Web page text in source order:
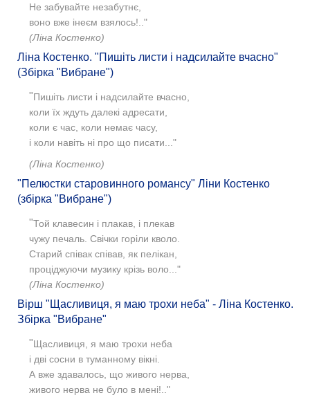
Не забувайте незабутнє,
воно вже інеєм взялось!.."
(Ліна Костенко)
Ліна Костенко. "Пишіть листи і надсилайте вчасно"
(Збірка "Вибране")
"Пишіть листи і надсилайте вчасно,
коли їх ждуть далекі адресати,
коли є час, коли немає часу,
і коли навіть ні про що писати..."
(Ліна Костенко)
"Пелюстки старовинного романсу" Ліни Костенко
(збірка "Вибране")
"Той клавесин і плакав, і плекав
чужу печаль. Свічки горіли кволо.
Старий співак співав, як пелікан,
проціджуючи музику крізь воло..."
(Ліна Костенко)
Вірш "Щасливиця, я маю трохи неба" - Ліна Костенко.
Збірка "Вибране"
"Щасливиця, я маю трохи неба
і дві сосни в туманному вікні.
А вже здавалось, що живого нерва,
живого нерва не було в мені!.."